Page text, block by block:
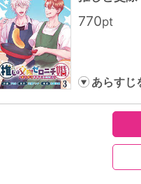
770pt
あらすじ